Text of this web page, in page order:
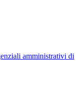
amministrativi di